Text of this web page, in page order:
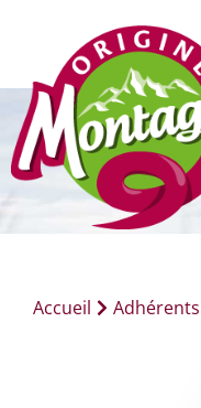
Accueil Adhérents